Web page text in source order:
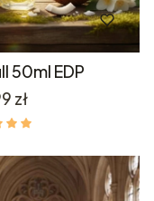
50ml EDP
zł